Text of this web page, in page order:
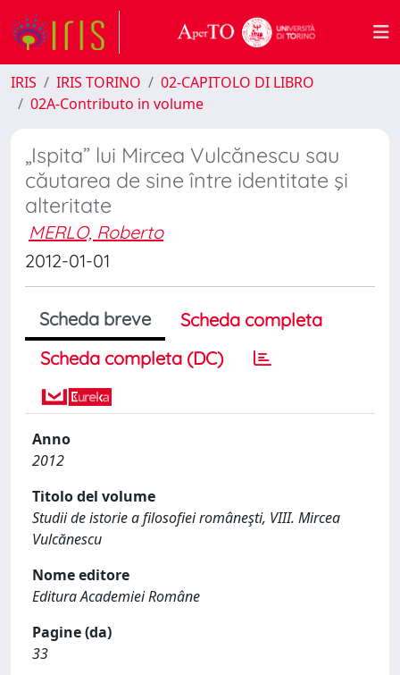
IRIS IRIS TORINO
02-CAPITOLO DI LIBRO
02A-Contributo in volume
„Ispita” lui Mircea Vulcănescu sau
căutarea de sine între identitate şi
alteritate
MERLO, Roberto
2012-01-01
Scheda breve
Scheda completa
Scheda completa (DC)
Anno
2012
Titolo del volume
Studii de istorie a filosofiei româneşti, VIII. Mircea
Vulcănescu
Nome editore
Editura Academiei Române
Pagine (da)
33